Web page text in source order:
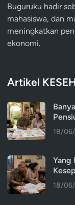
Buguruku hadir
mahasiswa, dan
meningkatkan
ekonomi.
Artikel
18/
Yang
18/